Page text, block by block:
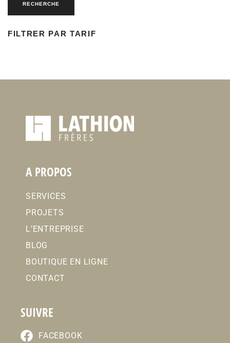
RECHERCHE
FILTRER PAR TARIF
A PROPOS
SERVICES
PROJETS
L’ENTREPRISE
BLOG
BOUTIQUE EN LIGNE
CONTACT
SUIVRE
FACEBOOK